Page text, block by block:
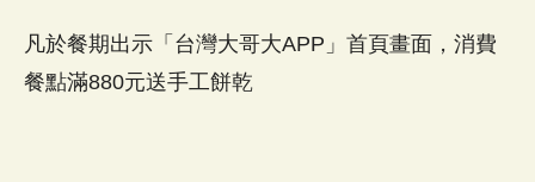
凡於餐期出示「台灣大哥大APP」首頁畫面，消費
餐點滿880元送手工餅乾